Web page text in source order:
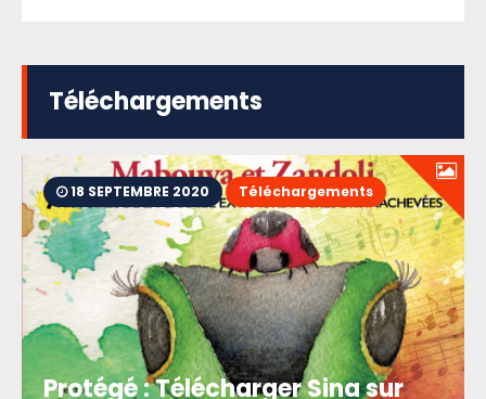
Téléchargements
18 SEPTEMBRE 2020 Téléchargements
Protégé : Télécharger Sina sur